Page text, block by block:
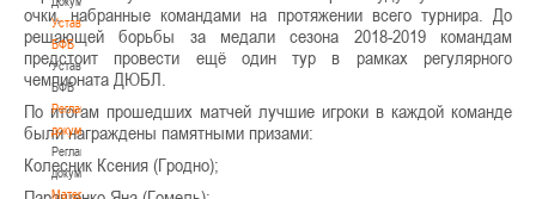
Устав
БФБ
Устав
БФБ
Регламентирующие
документы
Регламентирующие
документы
Материалы
очки, набранные командами на протяжении всего турнира. До
решающей борьбы за медали сезона 2018-2019 командам
предстоит провести ещё один тур в рамках регулярного
чемпионата ДЮБЛ.
По итогам прошедших матчей лучшие игроки в каждой команде
были награждены памятными призами:
Колесник Ксения (Гродно);